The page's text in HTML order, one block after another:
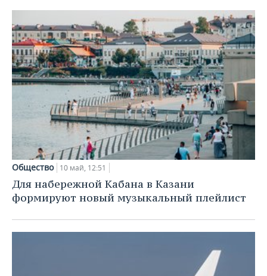
Общество 10 май, 12:51
Для набережной Кабана в Казани
формируют новый музыкальный плейлист